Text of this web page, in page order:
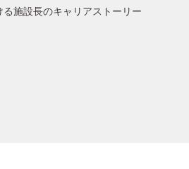
る施設長のキャリアストーリー